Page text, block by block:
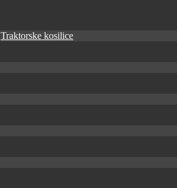
Traktorske kosilice